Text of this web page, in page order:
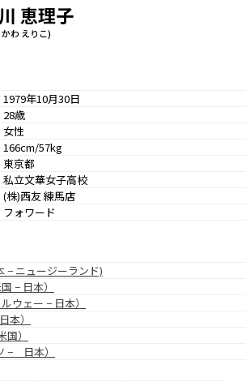
恵理子
わ えりこ)
1979年10月30日
28歳
女性
166cm/57kg
東京都
私立文華女子高校
(株)西友 練馬店
フォワード
ニュージーランド)
− 日本）
ウェー − 日本）
）
）
− 日本）